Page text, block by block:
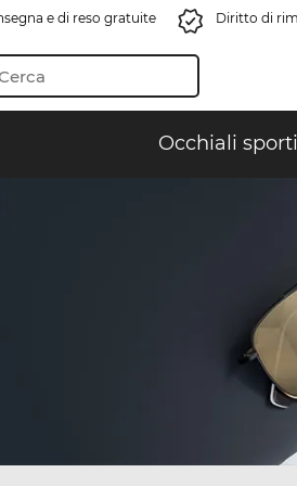
e di reso gratuite Diritto di
Occhiali